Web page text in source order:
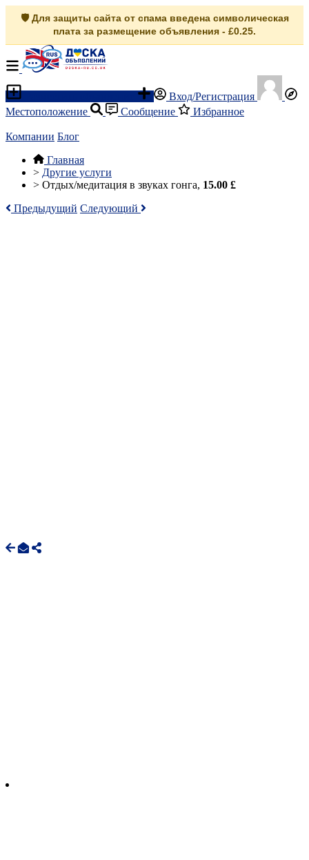
🛡️ Для защиты сайта от спама введена символическая
плата за размещение объявления - £0.25.
Вход/Регистрация
Местоположение
Сообщение Избранное
Компании Блог
Главная
> Другие услуги
> Отдых/медитация в звуках гонга, 15.00 £
Предыдущий Следующий